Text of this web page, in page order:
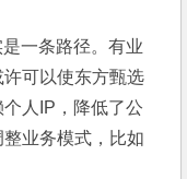
一条路径。有业
可以使东方甄选
人IP，降低了公
业务模式，比如